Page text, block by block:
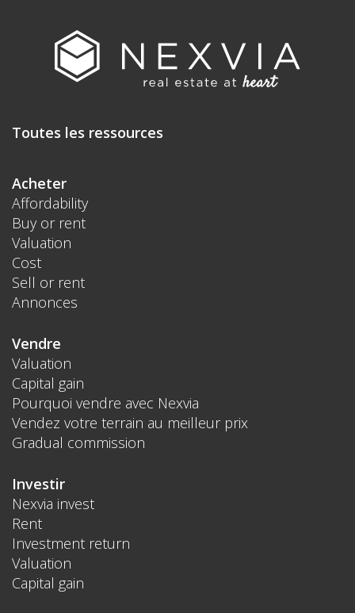
Toutes les ressources
Acheter
Affordability
Buy or rent
Valuation
Cost
Sell or rent
Annonces
Vendre
Valuation
Capital gain
Pourquoi vendre avec Nexvia
Vendez votre terrain au meilleur prix
Gradual commission
Investir
Nexvia invest
Rent
Investment return
Valuation
Capital gain